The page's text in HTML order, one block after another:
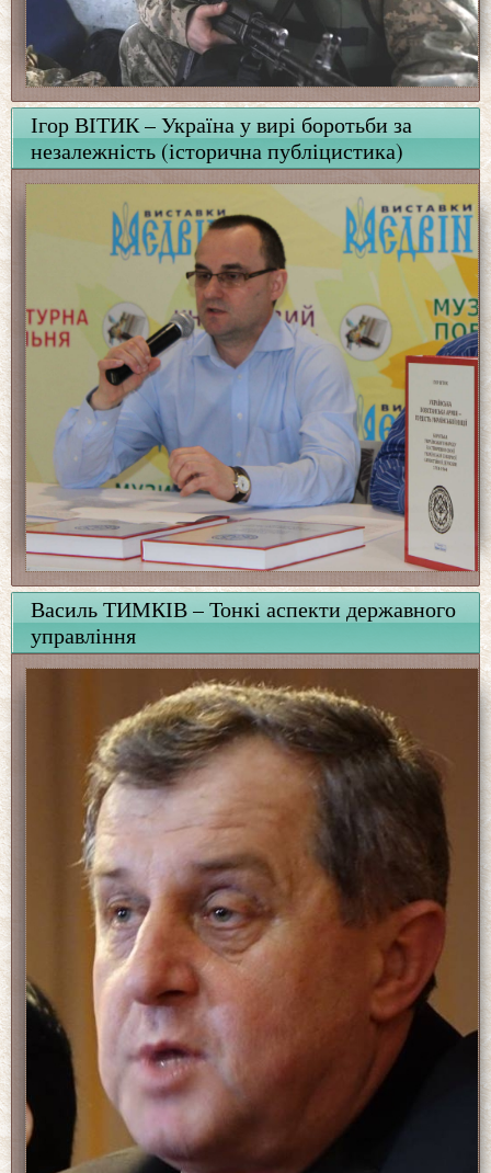
Ігор ВІТИК – Україна у вирі боротьби за
незалежність (історична публіцистика)
Василь ТИМКІВ – Тонкі аспекти державного
управління